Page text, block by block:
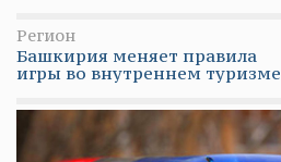
Регион
Башкирия меняет правила
игры во внутреннем туризме